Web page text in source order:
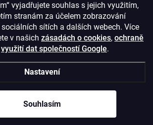
vyjadřujete souhlas s jejich využitím,
stranám za účelem zobrazování
sítích a dalších webech. Více
v našich zásadách o cookies, ochraně
využití dat společností Google.
Nastavení
Souhlasím
Nakupujte na FOA bezpečně a bez obav.
Díky HTTPS protokolu jsou Vaše citlivá
data v naprostém bezpečí.
2026Westlogic s.r.o.,
267/29, Opava, 746 01